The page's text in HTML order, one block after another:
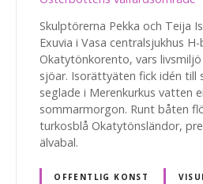
Skulptörerna Pekka och Teija
Exuvia i Vasa centralsjukhus
Okatytönkorento, vars livsmiljö
sjöar. Isorättyäten fick idén till
seglade i Merenkurkus vatten
sommarmorgon. Runt båten
turkosblå Okatytönsländor,
älvabal.
OFFENTLIG KONST